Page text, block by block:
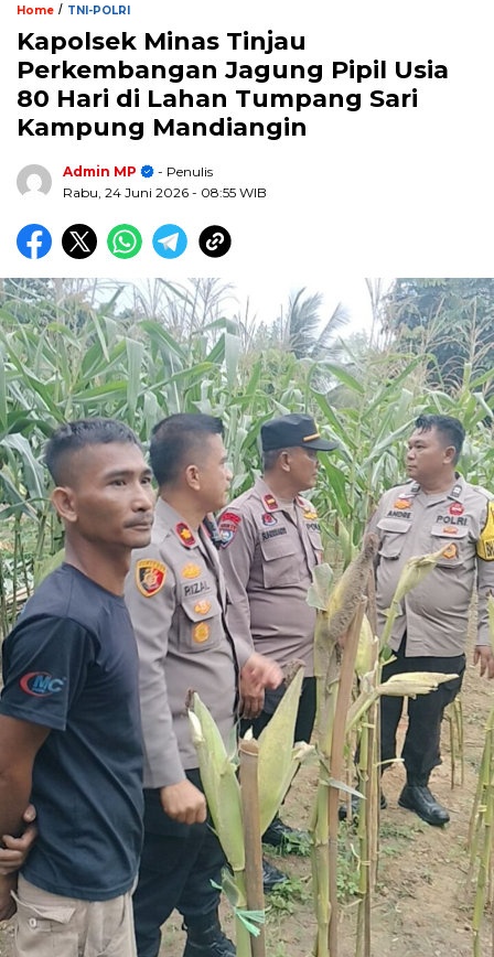
Home / TNI-POLRI
Kapolsek Minas Tinjau
Perkembangan Jagung Pipil Usia
80 Hari di Lahan Tumpang Sari
Kampung Mandiangin
Admin MP
- Penulis
Rabu, 24 Juni 2026 - 08:55 WIB